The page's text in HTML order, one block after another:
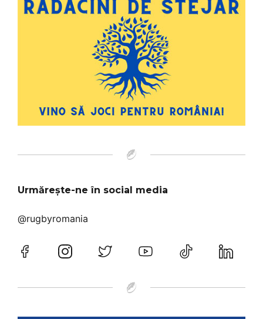
Urmărește-ne în social media
@rugbyromania